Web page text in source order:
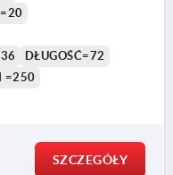
DŁUGOŚĆ=72
=250
SZCZEGÓŁY